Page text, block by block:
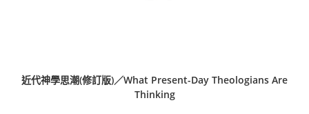
近代神學思潮(修訂版)／What Present-Day Theologians Are
Thinking